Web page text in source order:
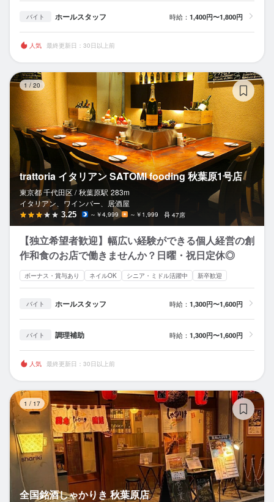
バイト ホールスタッフ 時給： 1,400円〜1,800円
人気 最終更新日：30日以上前
1 / 20
trattoria イタリアン SATOMI fooding 秋葉原1号店
東京都 千代田区 / 秋葉原駅 283m
イタリアン、ワインバー、居酒屋
3.25 ～￥4,999 ～￥1,999 47席
【独立希望者歓迎】幅広い経験ができる個人経営の創
作和食のお店で働きませんか？日曜・祝日定休◎
ボーナス・賞与あり ネイルOK シニア・ミドル活躍中 新卒歓迎
バイト ホールスタッフ 時給： 1,300円〜1,600円
バイト 調理補助 時給： 1,300円〜1,600円
人気 最終更新日：30日以上前
1 / 17
全国銘酒しゃかりき 秋葉原店